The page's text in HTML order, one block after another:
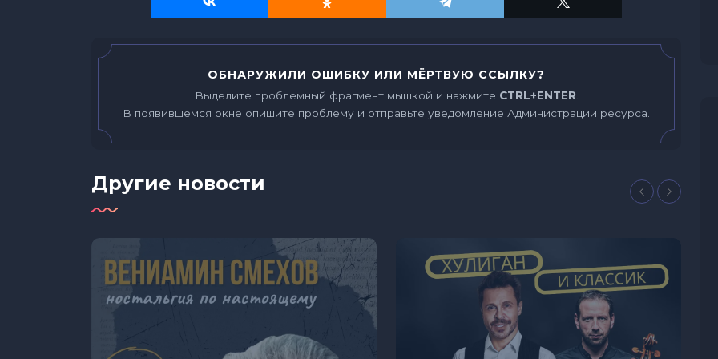
ОБНАРУЖИЛИ ОШИБКУ ИЛИ МЁРТВУЮ ССЫЛКУ?
Выделите проблемный фрагмент мышкой и нажмите CTRL+ENTER
В появившемся окне опишите проблему и отправьте уведомление Администрации ресурса.
Другие новости